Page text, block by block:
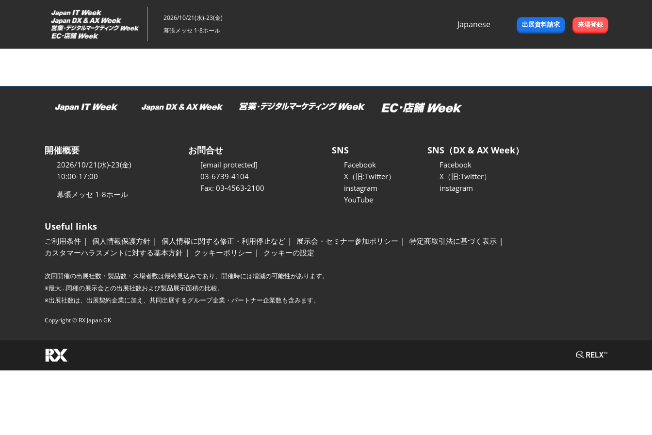
ッ
2026/10/21(水)-23(金)
幕張メッセ 1-8ホール
Japanese
出展資料請求 来場登録
開催概要
2026/10/21(水)-23(金)
10:00-17:00
幕張メッセ 1-8ホール
お問合せ
[email protected]
03-6739-4104
Fax: 03-4563-2100
SNS
Facebook
X（旧:Twitter）
instagram
YouTube
SNS（DX & AX Week）
Facebook
X（旧:Twitter）
instagram
Useful links
ご利用条件 個人情報保護方針 個人情報に関する修正・利用停止など 展示会・セミナー参加ポリシー
特定商取引法に基づく表示
カスタマーハラスメントに対する基本方針
クッキーポリシー クッキーの設定
次回開催の出展社数・製品数・来場者数は最終見込みであり、開催時には増減の可能性があります。
※最大…同種の展示会との出展社数および製品展示面積の比較。
※出展社数は、出展契約企業に加え、共同出展するグループ企業・パートナー企業数も含みます。
Copyright © RX Japan GK